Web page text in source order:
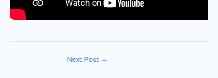
Next Post →